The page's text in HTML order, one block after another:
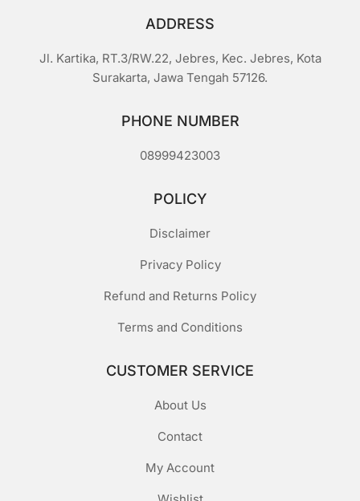
ADDRESS
Jl. Kartika, RT.3/RW.22, Jebres, Kec. Jebres, Kota
Surakarta, Jawa Tengah 57126.
PHONE NUMBER
08999423003
POLICY
Disclaimer
Privacy Policy
Refund and Returns Policy
Terms and Conditions
CUSTOMER SERVICE
About Us
Contact
My Account